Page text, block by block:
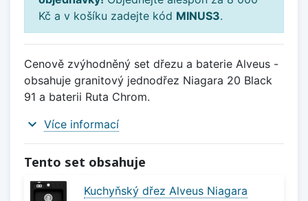
Kč a v košíku zadejte kód MINUS3.
Cenově zvýhodněný set dřezu a baterie Alveus -
obsahuje granitový jednodřez Niagara 20 Black
91 a baterii Ruta Chrom.
expand_more Více informací
Tento set obsahuje
Kuchyňský dřez Alveus Niagara